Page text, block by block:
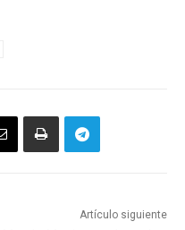
Artículo siguiente